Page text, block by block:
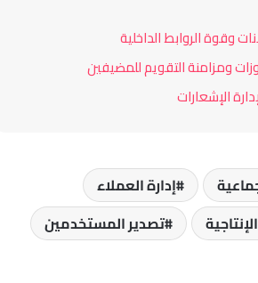
إدارة العملاء
تصدير المستخدمين
Themes and Extensions: دليلك الكامل
لتصدير قوالب ووردبريس وإضافاته
بضغطة زر
Postiz
StyloText Generator: أداة توليد النصوص
المنسقة لموقعك بضغطة واحدة